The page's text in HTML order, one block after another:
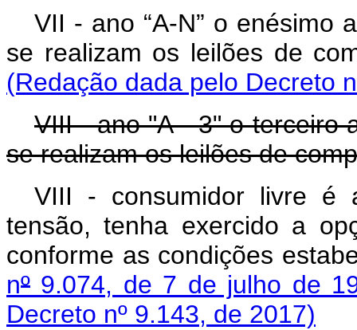
VII - ano “A-N” o enésimo
se realizam os leilões de
(Redação dada pelo Decreto
VIII - ano "A - 3" o terceiro
se realizam os leilões de
VIII - consumidor livre é
tensão, tenha exercido a
conforme as condições
nº 9.074, de 7 de julho de
Decreto nº 9.143, de 2017)